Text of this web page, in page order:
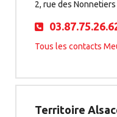
2, rue des
Tous les contacts
Territoire